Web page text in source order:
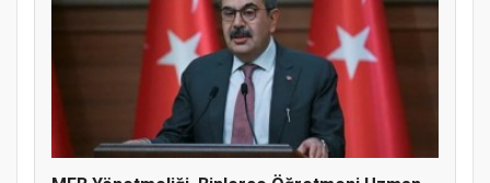
Samsun Atakum’da 15 Temmuz Programı